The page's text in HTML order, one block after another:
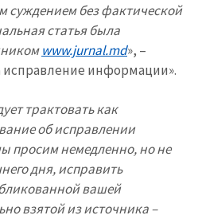
суждением без фактической
статья была
www.jurnal.md», –
исправление информации».
трактовать как
об исправлении
просим немедленно, но не
дня, исправить
вашей
взятой из источника –